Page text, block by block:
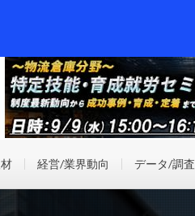
経営/業界動向 データ/調査